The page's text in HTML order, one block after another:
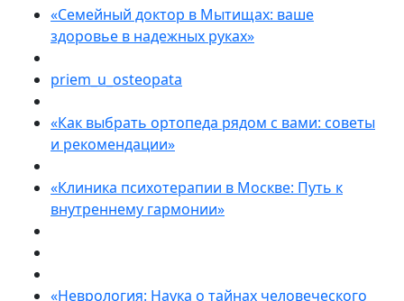
«Семейный доктор в Мытищах: ваше
здоровье в надежных руках»
priem_u_osteopata
«Как выбрать ортопеда рядом с вами: советы
и рекомендации»
«Клиника психотерапии в Москве: Путь к
внутреннему гармонии»
«Неврология: Наука о тайнах человеческого